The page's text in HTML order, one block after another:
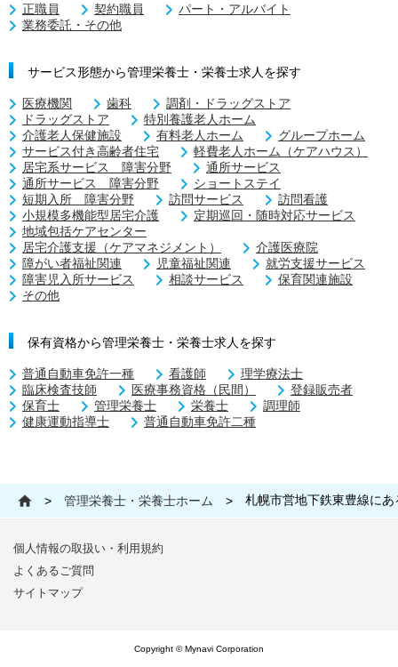
正職員 契約職員
パート・アルバイト
業務委託・その他
サービス形態から管理栄養士・栄養士求人を探す
医療機関 歯科
調剤・ドラッグストア
ドラッグストア
特別養護老人ホーム
介護老人保健施設
有料老人ホーム
グループホーム
サービス付き高齢者住宅
軽費老人ホーム（ケアハウス）
居宅系サービス 障害分野
通所サービス
通所サービス 障害分野
ショートステイ
短期入所 障害分野
訪問サービス
訪問看護
小規模多機能型居宅介護
定期巡回・随時対応サービス
地域包括ケアセンター
居宅介護支援（ケアマネジメント）
介護医療院
障がい者福祉関連
児童福祉関連
就労支援サービス
障害児入所サービス
相談サービス
保育関連施設
その他
保有資格から管理栄養士・栄養士求人を探す
普通自動車免許一種 看護師
理学療法士
臨床検査技師
医療事務資格（民間）
登録販売者
保育士
管理栄養士 栄養士
調理師
健康運動指導士
普通自動車免許二種
> 管理栄養士・栄養士ホーム > 札幌市営地下鉄東豊線に
個人情報の取扱い・利用規約
よくあるご質問
サイトマップ
Copyright © Mynavi Corporation